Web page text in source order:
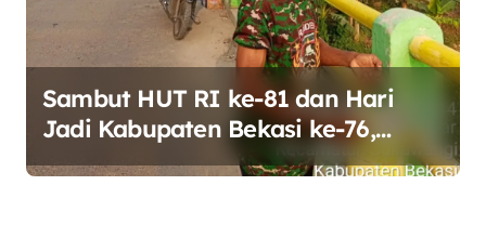
Sambut HUT RI ke-81 dan Hari
Jadi Kabupaten Bekasi ke-76,
Pemdes Muara bakti Gotong